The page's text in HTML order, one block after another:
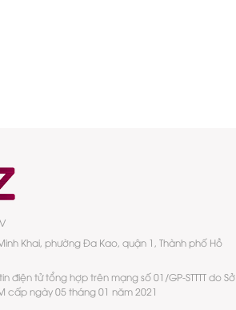
Khai, phường Đa Kao, quận 1, Thành phố Hồ
điện tử tổng hợp trên mạng số 01/GP-STTTT do Sở
cấp ngày 05 tháng 01 năm 2021